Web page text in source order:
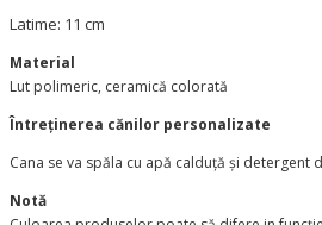
Latime: 11 cm
Material
Lut polimeric, ceramică colorată
Întreținerea cănilor personalizate
Cana se va spăla cu apă calduță și
Notă